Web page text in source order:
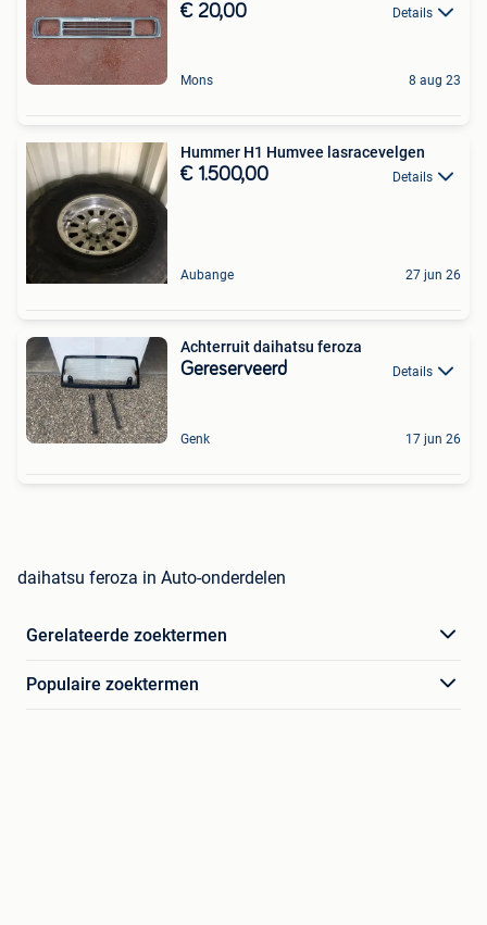
€ 20,00 Details
Mons 8 aug 23
Hummer H1 Humvee lasracevelgen
€ 1.500,00 Details
Aubange 27 jun 26
Achterruit daihatsu feroza
Gereserveerd Details
Genk 17 jun 26
daihatsu feroza in Auto-onderdelen
Gerelateerde zoektermen
Populaire zoektermen